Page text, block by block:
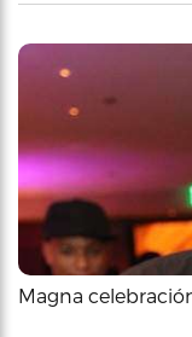
Magna